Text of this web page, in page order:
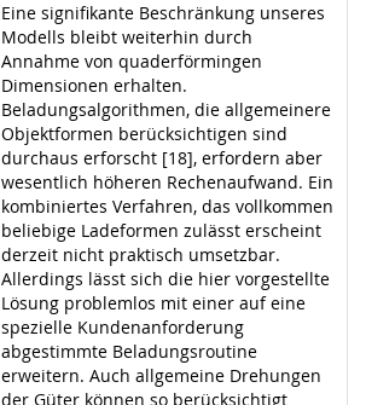
Eine signifikante Beschränkung unseres
Modells bleibt weiterhin durch
Annahme von quaderförmingen
Dimensionen erhalten.
Beladungsalgorithmen, die allgemeinere
Objektformen berücksichtigen sind
durchaus erforscht [18], erfordern aber
wesentlich höheren Rechenaufwand. Ein
kombiniertes Verfahren, das vollkommen
beliebige Ladeformen zulässt erscheint
derzeit nicht praktisch umsetzbar.
Allerdings lässt sich die hier vorgestellte
Lösung problemlos mit einer auf eine
spezielle Kundenanforderung
abgestimmte Beladungsroutine
erweitern. Auch allgemeine Drehungen
der Güter können so berücksichtigt